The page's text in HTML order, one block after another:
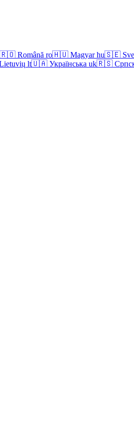
🇷🇴 Română ro🇭🇺 Magyar hu🇸🇪
lt🇺🇦 Українська uk🇷🇸